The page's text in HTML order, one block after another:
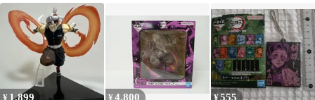
ルボード
賞）宇髄天元 フィギュ
ア
¥ 1,899 ¥4,800 ¥555